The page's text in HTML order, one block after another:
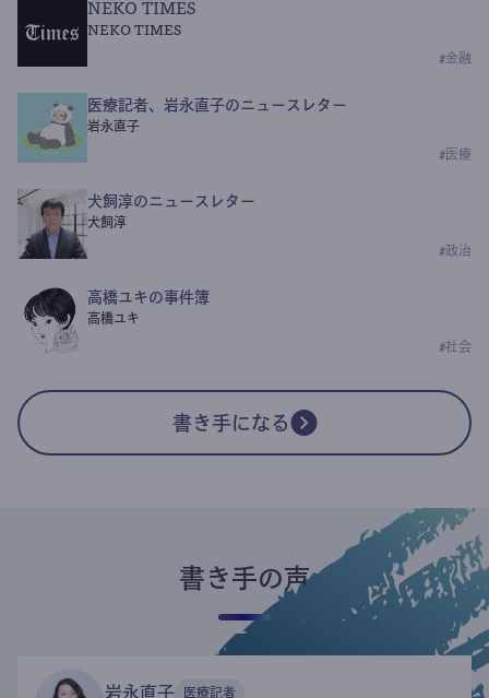
NEKO TIMES
NEKO TIMES
#金融
医療記者、岩永直子のニュースレター
岩永直子
# 医療
犬飼淳のニュースレター
犬飼淳
#政治
高橋ユキの事件簿
高橋ユキ
#社会
書き手になる
書き手の声
岩永直子 医療記者